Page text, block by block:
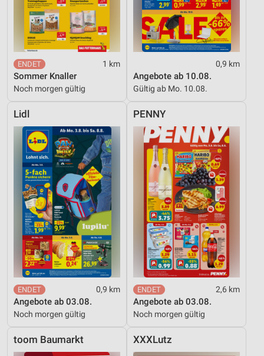
1 km
Sommer Knaller
Noch morgen gültig
0,9 km
Angebote ab 10.08.
Gültig ab Mo. 10.08.
Lidl
0,9 km
Angebote ab 03.08.
Noch morgen gültig
PENNY
2,6 km
Angebote ab 03.08.
Noch morgen gültig
toom Baumarkt XXXLutz